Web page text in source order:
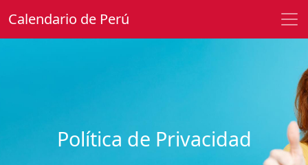
Calendario de Perú
Política de Privacidad